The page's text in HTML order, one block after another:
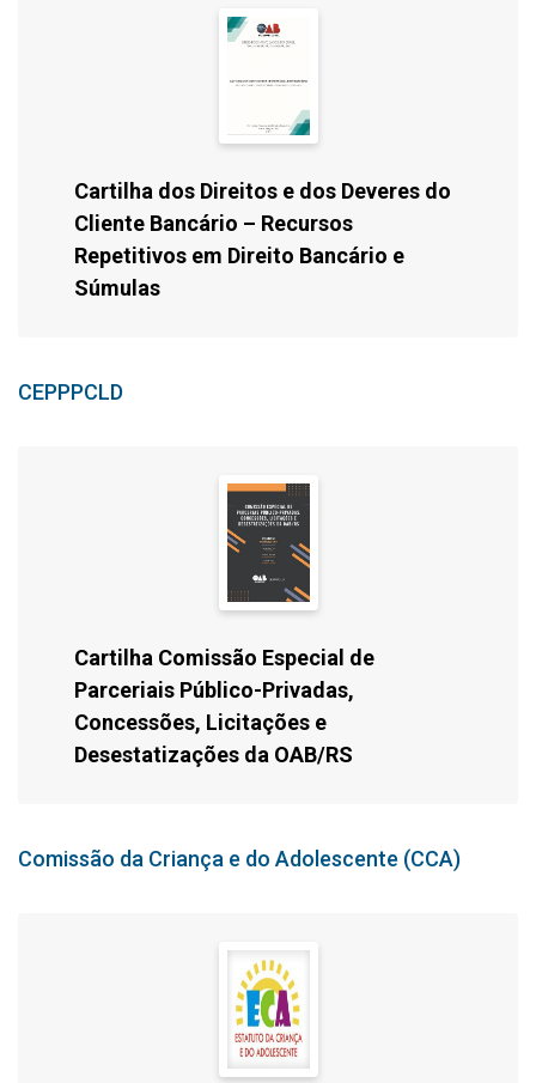
Cartilha dos Direitos e dos Deveres do
Cliente Bancário – Recursos
Repetitivos em Direito Bancário e
Súmulas
CEPPPCLD
Cartilha Comissão Especial de
Parceriais Público-Privadas,
Concessões, Licitações e
Desestatizações da OAB/RS
Comissão da Criança e do Adolescente (CCA)